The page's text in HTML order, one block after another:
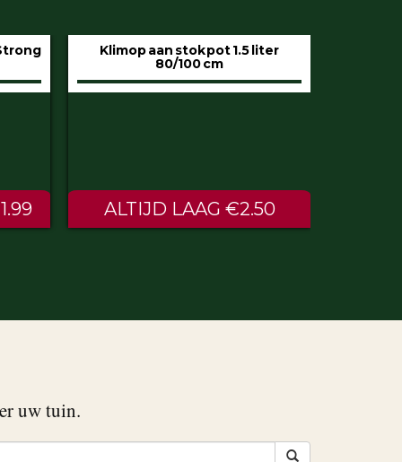
Hedera helix ‘Hibernica’ pot 9 cm
€0.60
uw tuin.